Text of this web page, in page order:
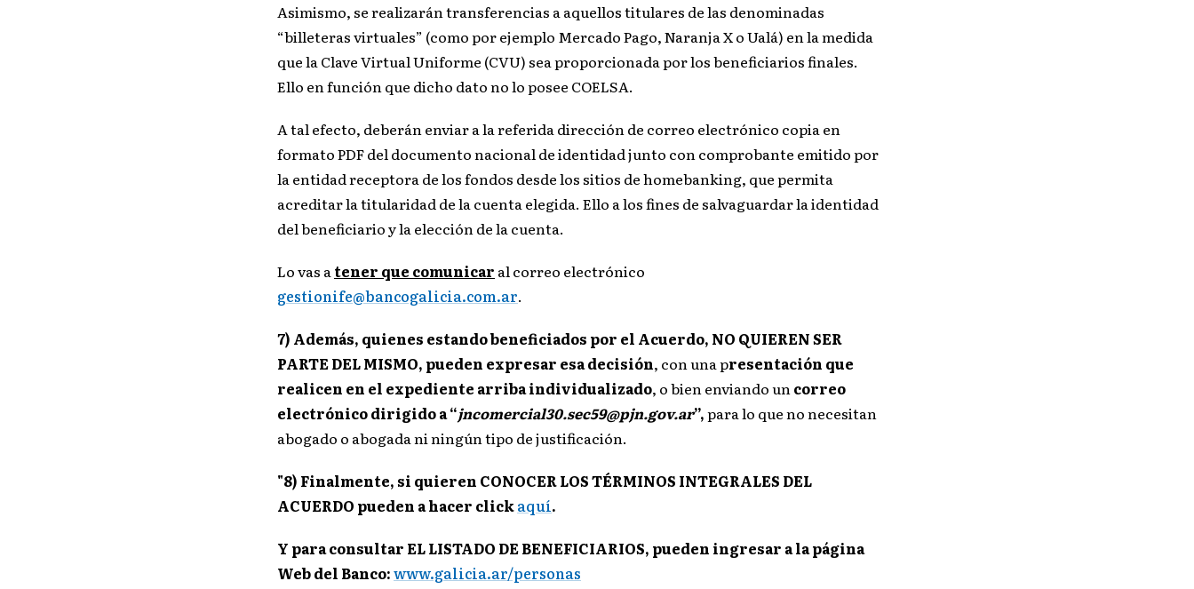
Asimismo, se realizarán transferencias a aquellos titulares de las denominadas
“billeteras virtuales” (como por ejemplo Mercado Pago, Naranja X o Ualá) en la medida
que la Clave Virtual Uniforme (CVU) sea proporcionada por los beneficiarios finales.
Ello en función que dicho dato no lo posee COELSA.
A tal efecto, deberán enviar a la referida dirección de correo electrónico copia en
formato PDF del documento nacional de identidad junto con comprobante emitido por
la entidad receptora de los fondos desde los sitios de homebanking, que permita
acreditar la titularidad de la cuenta elegida. Ello a los fines de salvaguardar la identidad
del beneficiario y la elección de la cuenta.
Lo vas atener que comunicar al correo electrónico
gestionife@bancogalicia.com.ar.
7) Además, quienes estando beneficiados por el Acuerdo, NO QUIEREN SER
PARTE DEL MISMO, pueden expresar esa decisión, con una presentación que
realicen en el expediente arriba individualizado, o bien enviando uncorreo
electrónico dirigido a “jncomercial30.sec59@pjn.gov.ar”,para lo que no necesitan
abogado o abogada ni ningún tipo de justificación.
"8) Finalmente, si quieren CONOCER LOS TÉRMINOS INTEGRALES DEL
ACUERDO pueden a hacer clickaquí.
Y para consultar EL LISTADO DE BENEFICIARIOS, pueden ingresar a la página
Web del Banco:www.galicia.ar/personas